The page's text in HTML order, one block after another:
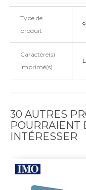
Type de
produit
Caractère(s)
imprimé(s)
L
30 AUTRES
POURRAIENT
INTÉRESSER